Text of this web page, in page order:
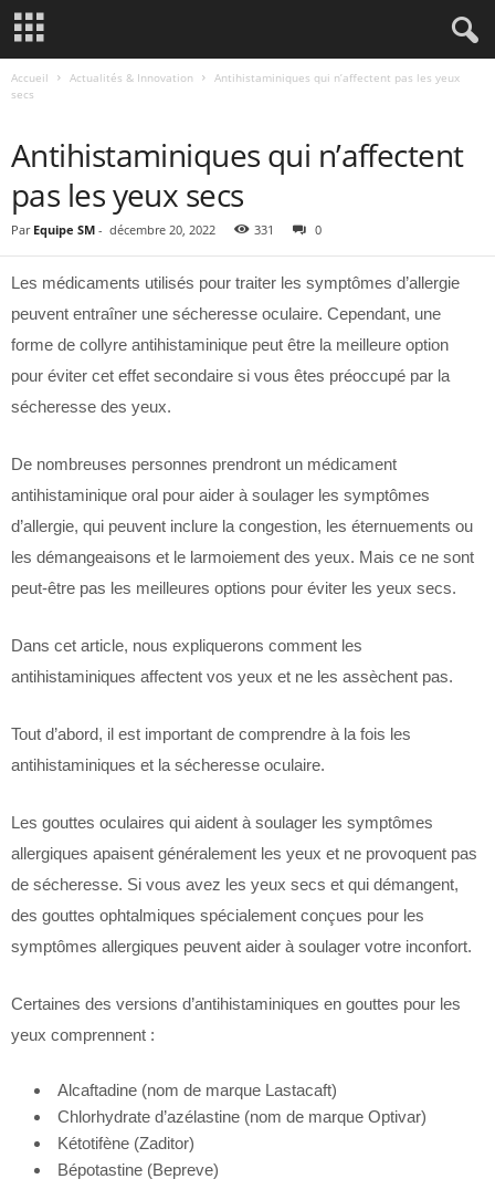
Accueil Actualités & Innovation
Antihistaminiques qui n’affectent pas les yeux
secs
Antihistaminiques qui n’affectent
pas les yeux secs
Par Equipe SM - décembre 20, 2022 331 0
Les médicaments utilisés pour traiter les symptômes d’allergie
peuvent entraîner une sécheresse oculaire. Cependant, une
forme de collyre antihistaminique peut être la meilleure option
pour éviter cet effet secondaire si vous êtes préoccupé par la
sécheresse des yeux.
De nombreuses personnes prendront un médicament
antihistaminique oral pour aider à soulager les symptômes
d’allergie, qui peuvent inclure la congestion, les éternuements ou
les démangeaisons et le larmoiement des yeux. Mais ce ne sont
peut-être pas les meilleures options pour éviter les yeux secs.
Dans cet article, nous expliquerons comment les
antihistaminiques affectent vos yeux et ne les assèchent pas.
Tout d’abord, il est important de comprendre à la fois les
antihistaminiques et la sécheresse oculaire.
Les gouttes oculaires qui aident à soulager les symptômes
allergiques apaisent généralement les yeux et ne provoquent pas
de sécheresse. Si vous avez les yeux secs et qui démangent,
des gouttes ophtalmiques spécialement conçues pour les
symptômes allergiques peuvent aider à soulager votre inconfort.
Certaines des versions d’antihistaminiques en gouttes pour les
yeux comprennent :
Alcaftadine (nom de marque Lastacaft)
Chlorhydrate d’azélastine (nom de marque Optivar)
Kétotifène (Zaditor)
Bépotastine (Bepreve)